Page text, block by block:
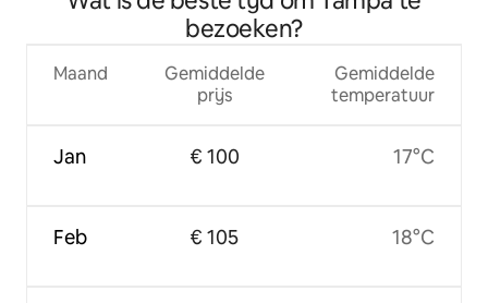
bezoeken?
Maand
Jan
Feb
Gemiddelde
prijs
€ 100
€ 105
Gemiddelde
temperatuur
17°C
18°C